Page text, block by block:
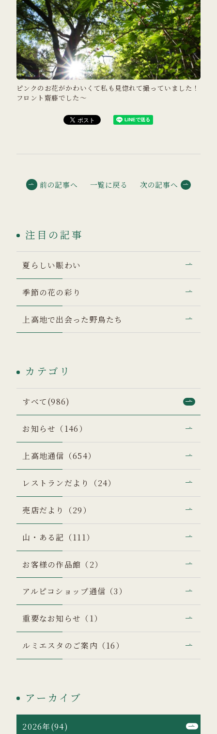
ピンクのお花がかわいくて私も見惚れて撮っていました！
フロント齋藤でした～
前の記事へ 一覧に戻る 次の記事へ
注目の記事
夏らしい賑わい
季節の花の彩り
上高地で出会った野鳥たち
カテゴリ
すべて(986)
お知らせ（146）
上高地通信（654）
レストランだより（24）
売店だより（29）
山・ある記（111）
お客様の作品館（2）
アルピコショップ通信（3）
重要なお知らせ（1）
ルミエスタのご案内（16）
アーカイブ
2026年(94)